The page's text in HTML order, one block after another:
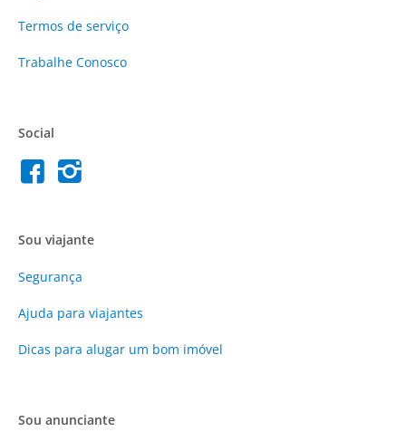
Termos de serviço
Trabalhe Conosco
Social
Sou viajante
Segurança
Ajuda para viajantes
Dicas para alugar um bom imóvel
Sou anunciante